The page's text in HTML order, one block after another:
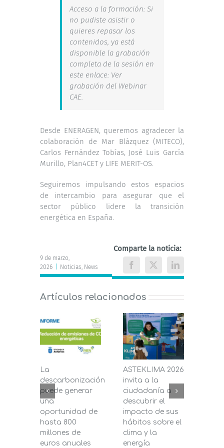
Acceso a la formación: Si
no pudiste asistir o
quieres repasar los
contenidos, ya está
disponible la grabación
completa de la sesión en
este enlace: Ver
grabación del Webinar
CAE.
Desde ENERAGEN, queremos agradecer la
colaboración de Mar Blázquez (MITECO),
Carlos Fernández Tobías, José Luis García
Murillo, Plan4CET y LIFE MERIT-OS.
Seguiremos impulsando estos espacios
de intercambio para asegurar que el
sector público lidere la transición
energética en España.
9 de marzo,
2026
Noticias, News
Comparte la noticia:
Facebook
X LinkedIn
Artículos relacionados
La
descarbonización
puede generar
una
oportunidad de
hasta 800
millones de
euros anuales
ASTEKLIMA 2026
invita a la
ciudadanía a
descubrir el
impacto de sus
hábitos sobre el
clima y la
energía